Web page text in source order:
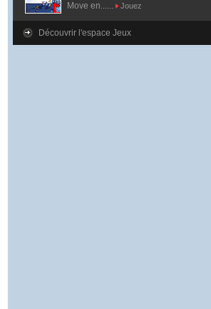
Move en......
Jouez
Découvrir l'espace Jeux